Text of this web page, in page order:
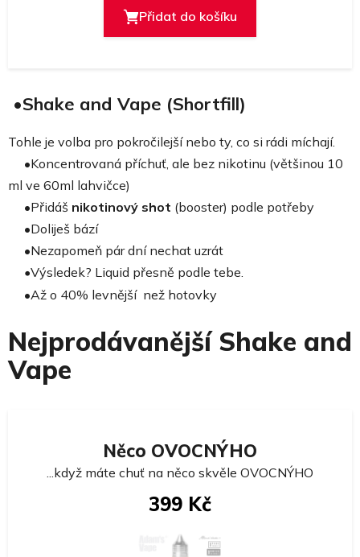
Přidat do košíku
•Shake and Vape (Shortfill)
Tohle je volba pro pokročilejší nebo ty, co si rádi míchají.
•Koncentrovaná příchuť, ale bez nikotinu (většinou 10
ml ve 60ml lahvičce)
•Přidáš nikotinový shot (booster) podle potřeby
•Doliješ bází
•Nezapomeň pár dní nechat uzrát
•Výsledek? Liquid přesně podle tebe.
•Až o 40% levnější než hotovky
Nejprodávanější Shake and
Vape
Něco OVOCNÝHO
...když máte chuť na něco skvěle OVOCNÝHO
399 Kč